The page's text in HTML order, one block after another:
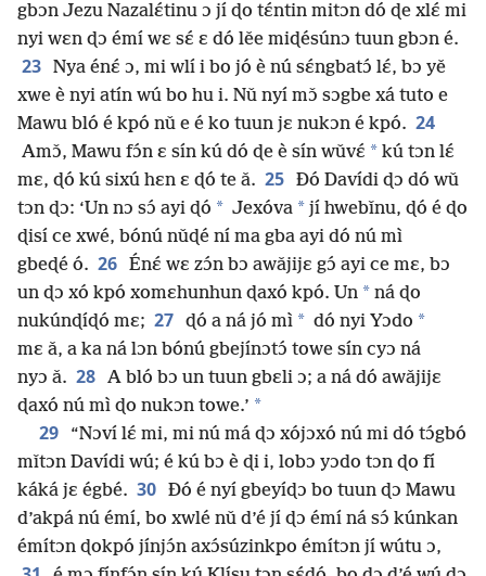
gbɔn Jezu Nazalɛ́tinu ɔ jí ɖo tɛ́ntin mitɔn dó ɖe xlɛ́ mi
nyi wɛn ɖɔ émí wɛ sɛ́ ɛ dó lěe miɖésúnɔ tuun gbɔn é.
23 Nya énɛ́ ɔ, mi wlí i bo jó è nú sɛ́ngbatɔ́ lɛ́, bɔ yě
xwe è nyi atín wú bo hu i. Nǔ nyí mɔ̌ sɔgbe xá tuto e
Mawu bló é kpó nǔ e é ko tuun jɛ nukɔn é kpó. 24
Amɔ̌, Mawu fɔ́n ɛ sín kú dó ɖe è sín wǔvɛ́ * kú tɔn lɛ́
mɛ, ɖó kú sixú hɛn ɛ ɖó te ǎ. 25 Ðó Davídi ɖɔ dó wǔ
tɔn ɖɔ: ‘Un nɔ sɔ́ ayi ɖó * Jexóva * jí hwebǐnu, ɖó é ɖo
ɖisí ce xwé, bónú nǔɖé ní ma gba ayi dó nú mì
gbeɖé ó. 26 Énɛ́ wɛ zɔ́n bɔ awǎjijɛ gɔ́ ayi ce mɛ, bɔ
un ɖɔ xó kpó xomɛhunhun ɖaxó kpó. Un * ná ɖo
nukúnɖíɖó mɛ; 27 ɖó a ná jó mì * dó nyi Yɔdo *
mɛ ǎ, a ka ná lɔn bónú gbejínɔtɔ́ towe sín cyɔ ná
nyɔ ǎ. 28 A bló bɔ un tuun gbɛli ɔ; a ná dó awǎjijɛ
ɖaxó nú mì ɖo nukɔn towe.’ *
29
“Nɔví lɛ́ mi, mi nú má ɖɔ xójɔxó nú mi dó tɔ́gbó
mǐtɔn Davídi wú; é kú bɔ è ɖi i, lobɔ yɔdo tɔn ɖo fí
káká jɛ égbé. 30 Ðó é nyí gbeyíɖɔ bo tuun ɖɔ Mawu
d’akpá nú émí, bo xwlé nǔ d’é jí ɖɔ émí ná sɔ́ kúnkan
émítɔn ɖokpó jínjɔ́n axɔ́súzinkpo émítɔn jí wútu ɔ,